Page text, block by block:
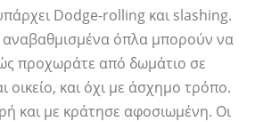
Dodge-rolling και slashing.
αναβαθμισμένα όπλα μπορούν να
προχωράτε από δωμάτιο σε
οικείο, και όχι με άσχημο τρόπο.
και με κράτησε αφοσιωμένη. Οι